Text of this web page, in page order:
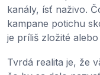
kanály, ísť naživo.
kampane potichu
je príliš zložité
Tvrdá realita je, že